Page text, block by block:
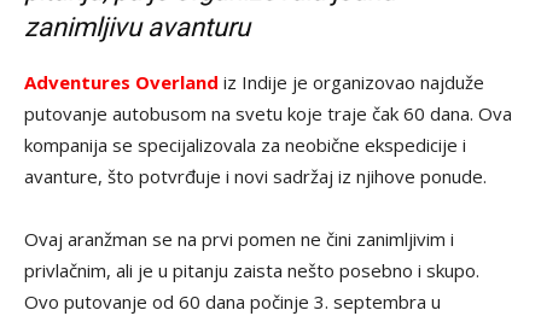
zanimljivu avanturu
Adventures Overland iz Indije je organizovao najduže
putovanje autobusom na svetu koje traje čak 60 dana. Ova
kompanija se specijalizovala za neobične ekspedicije i
avanture, što potvrđuje i novi sadržaj iz njihove ponude.
Ovaj aranžman se na prvi pomen ne čini zanimljivim i
privlačnim, ali je u pitanju zaista nešto posebno i skupo.
Ovo putovanje od 60 dana počinje 3. septembra u